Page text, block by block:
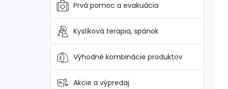
Prvá pomoc a evakuácia
Kyslíková terapia, spánok
Výhodné kombinácie produktov
Akcie a výpredaj